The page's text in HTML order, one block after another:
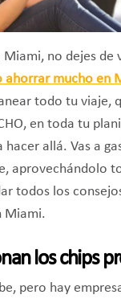
Miami, no dejes de
ahorrar mucho en
todo tu viaje,
en toda tu
hacer allá. Vas a
aprovechándolo
todos los
Miami.
los chips
pero hay